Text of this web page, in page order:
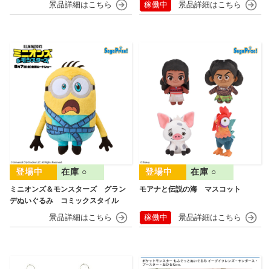
稼働中
ミニオンズ＆モンスターズ グラン
デぬいぐるみ コミックスタイル
在庫 ○
モアナと伝説の海 マスコット
在庫 ○
稼働中